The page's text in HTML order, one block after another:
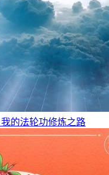
的法轮功修炼之路